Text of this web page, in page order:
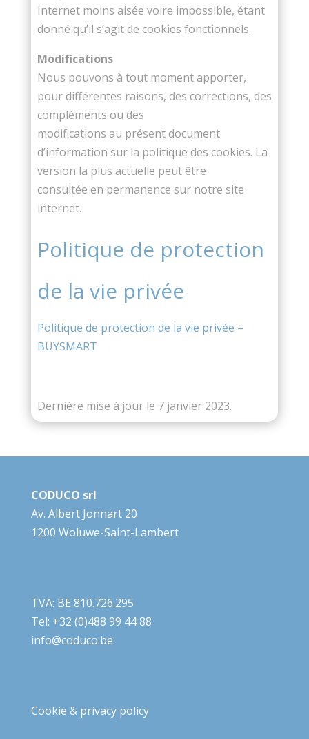
Internet moins aisée voire impossible, étant
donné qu’il s’agit de cookies fonctionnels.
Modifications
Nous pouvons à tout moment apporter,
pour différentes raisons, des corrections, des
compléments ou des
modifications au présent document
d’information sur la politique des cookies. La
version la plus actuelle peut être
consultée en permanence sur notre site
internet.
Politique de protection
de la vie privée
Politique de protection de la vie privée –
BUYSMART
Dernière mise à jour le 7 janvier 2023.
CODUCO srl
Av. Albert Jonnart 20
1200 Woluwe-Saint-Lambert
TVA: BE 810.726.295
Tel: +32 (0)488 99 44 88
info@coduco.be
Cookie & privacy policy